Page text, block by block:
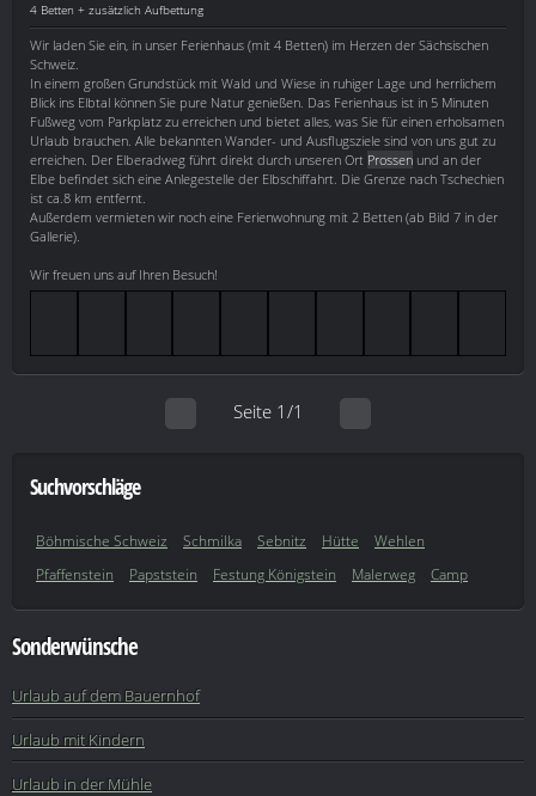
4 Betten + zusätzlich Aufbettung
Wir laden Sie ein, in unser Ferienhaus (mit 4 Betten) im Herzen der Sächsischen
Schweiz.
In einem großen Grundstück mit Wald und Wiese in ruhiger Lage und herrlichem
Blick ins Elbtal können Sie pure Natur genießen. Das Ferienhaus ist in 5 Minuten
Fußweg vom Parkplatz zu erreichen und bietet alles, was Sie für einen erholsamen
Urlaub brauchen. Alle bekannten Wander- und Ausflugsziele sind von uns gut zu
erreichen. Der Elberadweg führt direkt durch unseren Ort Prossen und an der
Elbe befindet sich eine Anlegestelle der Elbschiffahrt. Die Grenze nach Tschechien
ist ca.8 km entfernt.
Außerdem vermieten wir noch eine Ferienwohnung mit 2 Betten (ab Bild 7 in der
Gallerie).
Wir freuen uns auf Ihren Besuch!
Seite 1/1
Suchvorschläge
Böhmische Schweiz Schmilka Sebnitz Hütte
Wehlen
Pfaffenstein
Papststein Festung Königstein Malerweg Camp
Sonderwünsche
Urlaub auf dem Bauernhof
Urlaub mit Kindern
Urlaub in der Mühle